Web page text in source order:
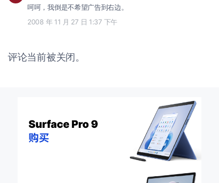
呵呵，我倒是不希望广告到右边。
2008 年 11 月 27 日 1:37 下午
评论当前被关闭。